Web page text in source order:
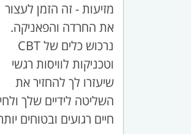
מזיעות - זה הזמן לעצור
את החרדה והפאניקה.
נרכוש כלים של CBT
וטכניקות לוויסות רגשי
שיעזרו לך להחזיר את
השליטה לידיים שלך
חיים רגועים ובטוחים